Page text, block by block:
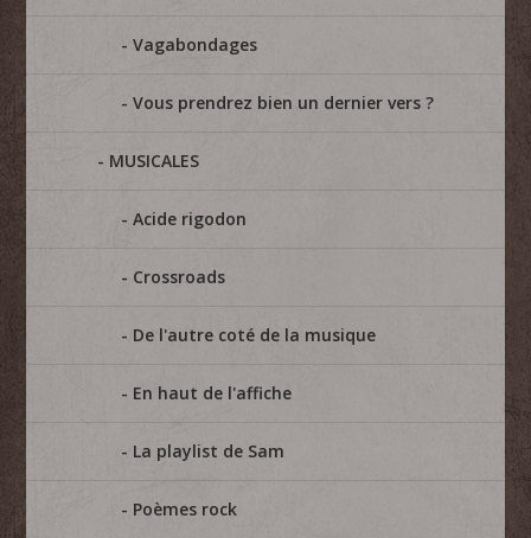
Vagabondages
Vous prendrez bien un dernier vers ?
MUSICALES
Acide rigodon
Crossroads
De l'autre coté de la musique
En haut de l'affiche
La playlist de Sam
Poèmes rock